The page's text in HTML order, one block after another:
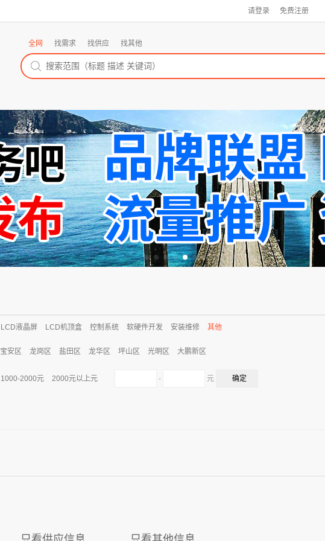
请登录 免费注册
全网 找需求 找供应 找其他
LCD液晶屏 LCD机顶盒 控制系统 软硬件开发 安装维修 其他
宝安区 龙岗区 盐田区 龙华区 坪山区 光明区 大鹏新区
1000-2000元 2000元以上元 - 元